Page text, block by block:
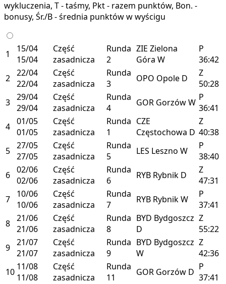
wykluczenia, T - taśmy, Pkt - razem punktów, Bon. -
bonusy, Śr./B - średnia punktów w wyścigu
1
15/04
15/04
Część
zasadnicza
Runda
2
ZIE Zielona
Góra W
P
36:42
2 22/04
22/04
Część
zasadnicza
Runda
3
OPO Opole D
Z
50:28
3 29/04
29/04
Część
zasadnicza
Runda
4
GOR GorzówW P
36:41
4 01/05
01/05
Część
zasadnicza
Runda
1
CZE
Częstochowa D
Z
40:38
5 27/05
27/05
Część
zasadnicza
Runda
5
LES Leszno W
P
38:40
6 02/06
02/06
Część
zasadnicza
Runda
6
RYB Rybnik D
Z
47:31
7
10/06
10/06
Część
zasadnicza
Runda
7
RYB RybnikW
P
37:41
8 21/06
21/06
Część
zasadnicza
Runda
8
BYD Bydgoszcz
D
Z
55:22
9 21/07
21/07
Część
zasadnicza
Runda
9
BYD Bydgoszcz
W
Z
42:36
10 11/08
11/08
Część
zasadnicza
Runda
11
GOR Gorzów D P
37:41